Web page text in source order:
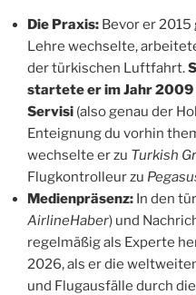
Die Praxis: Bevor er
Lehre wechselte,
der türkischen Luftfahrt.
startete er im Jahr 2009
Servisi (also genau der
Enteignung du vorhin
wechselte er zu Turkish
Flugkontrolleur zu
Medienpräsenz: In den
AirlineHaber) und
regelmäßig als Experte
2026, als er die
und Flugausfälle durch